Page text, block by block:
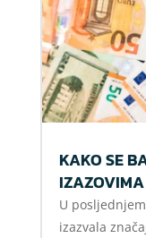
KAKO SE
IZAZOVIMA
U
izazvala